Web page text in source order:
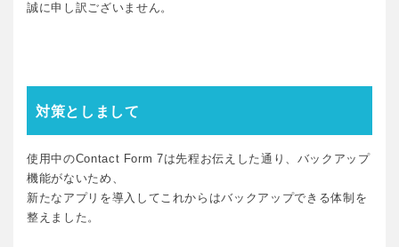
誠に申し訳ございません。
対策としまして
使用中のContact Form 7は先程お伝えした通り、バックアップ
機能がないため、
新たなアプリを導入してこれからはバックアップできる体制を
整えました。